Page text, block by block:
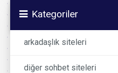
Kategoriler
arkadaşlık siteleri
diğer sohbet siteleri